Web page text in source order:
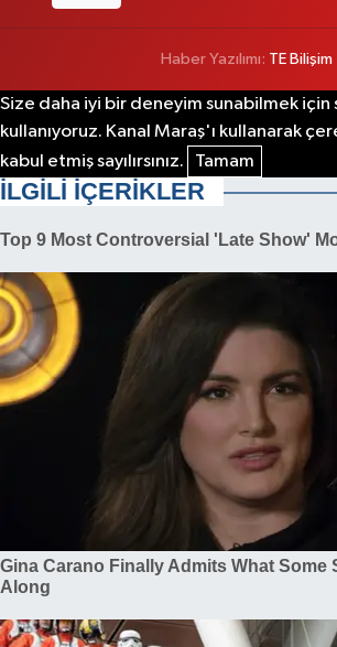
Haber Yazılımı: TE Bilişim
Size daha iyi bir deneyim sunabilmek
kullanıyoruz. Kanal Maraş'ı kullanarak
kabul etmiş sayılırsınız.
Tamam